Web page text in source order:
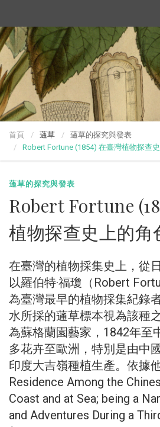
首頁 蓪草
蓪草的探究與發表
Robert Fortune (1854) 在臺灣植物探查
蓪草的探究與發表
Robert Fortune
植物探查史上的角
在臺灣的植物採集史上，從
以羅伯特·福瓊（Robert
為臺灣最早的植物採集紀錄
水所採的蓪草標本視為該種
為蘇格蘭園藝家，1842年至
多花卉至歐洲，特別是由中
印度大吉嶺種植生產。依據
Residence Among the
Coast and at Sea; being a
and Adventures During a